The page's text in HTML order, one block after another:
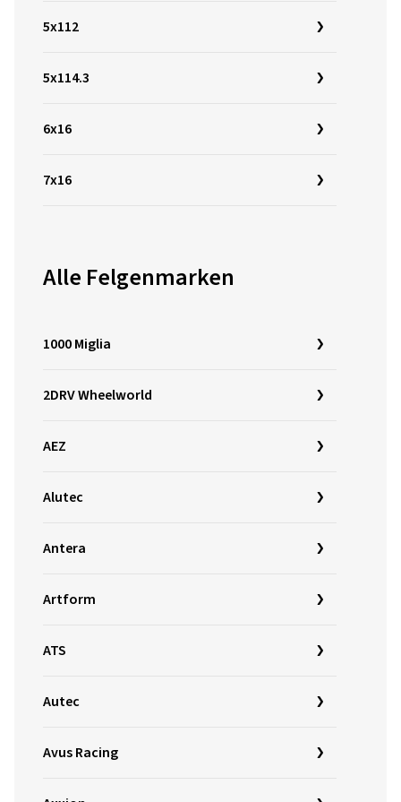
5x112
5x114.3
6x16
7x16
Alle Felgenmarken
1000 Miglia
2DRV Wheelworld
AEZ
Alutec
Antera
Artform
ATS
Autec
Avus Racing